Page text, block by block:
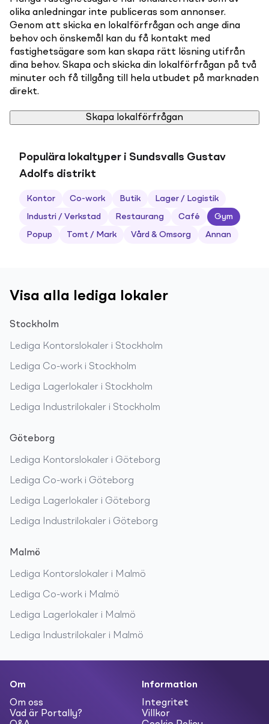
olika anledningar inte publiceras som annonser.
Genom att skicka en lokalförfrågan och ange dina
behov och önskemål kan du få kontakt med
fastighetsägare som kan skapa rätt lösning utifrån
dina behov. Skapa och skicka din lokalförfrågan på två
minuter och få tillgång till hela utbudet på marknaden
direkt.
Skapa lokalförfrågan
Populära lokaltyper i Sundsvalls Gustav
Adolfs distrikt
Kontor Co-work Butik Lager / Logistik
Industri / Verkstad Restaurang Café Gym
Popup Tomt / Mark Vård & Omsorg Annan
Visa alla lediga lokaler
Stockholm
Lediga Kontorslokaler i Stockholm
Lediga Co-work i Stockholm
Lediga Lagerlokaler i Stockholm
Lediga Industrilokaler i Stockholm
Göteborg
Lediga Kontorslokaler i Göteborg
Lediga Co-work i Göteborg
Lediga Lagerlokaler i Göteborg
Lediga Industrilokaler i Göteborg
Malmö
Lediga Kontorslokaler i Malmö
Lediga Co-work i Malmö
Lediga Lagerlokaler i Malmö
Lediga Industrilokaler i Malmö
Om
Om oss
Vad är Portally?
Information
Integritet
Villkor